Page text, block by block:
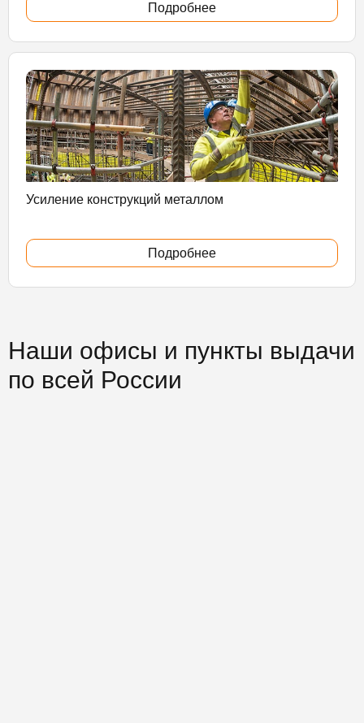
Подробнее
Усиление конструкций металлом
Подробнее
Наши офисы и пункты выдачи
по всей России